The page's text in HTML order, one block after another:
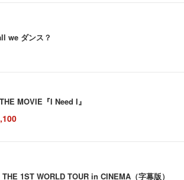
we ダンス？
MOVIE『I Need I』
1ST WORLD TOUR in CINEMA（字幕版）